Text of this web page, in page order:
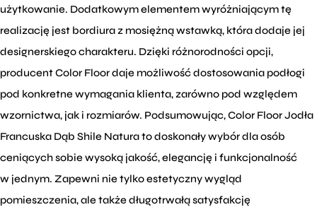
użytkowanie. Dodatkowym elementem wyróżniającym tę
realizację jest bordiura z mosiężną wstawką, która dodaje jej
designerskiego charakteru. Dzięki różnorodności opcji,
producent Color Floor daje możliwość dostosowania podłogi
pod konkretne wymagania klienta, zarówno pod względem
wzornictwa, jak i rozmiarów. Podsumowując, Color Floor Jodła
Francuska Dąb Shile Natura to doskonały wybór dla osób
ceniących sobie wysoką jakość, elegancję i funkcjonalność
w jednym. Zapewni nie tylko estetyczny wygląd
pomieszczenia, ale także długotrwałą satysfakcję